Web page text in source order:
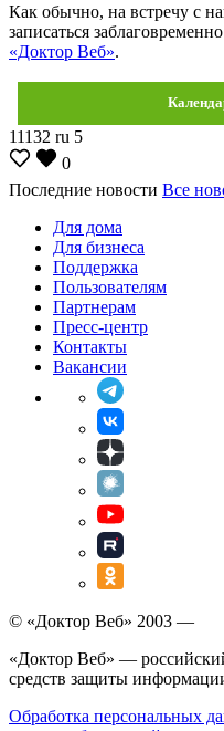
Как обычно, на встречу с
записаться
«Доктор Веб».
11132 ru 5
0
Последние новости Все
Для дома
Для бизнеса
Поддержка
Пользователям
Партнерам
Пресс-центр
Контакты
Вакансии
© «Доктор Веб» 2003 —
«Доктор Веб» —
средств защиты
Обработка персональных